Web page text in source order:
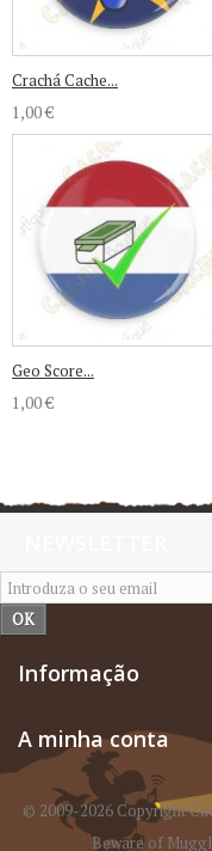
Crachá Cache...
1,00 €
Geo Score...
1,00 €
OK
Informação
A minha conta
© 2009-2026 Copyright
Beware of